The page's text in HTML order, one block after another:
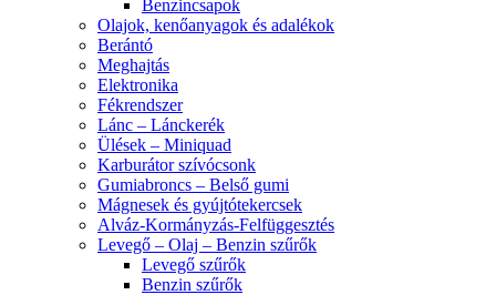
Benzincsapok
Olajok, kenőanyagok és adalékok
Berántó
Meghajtás
Elektronika
Fékrendszer
Lánc – Lánckerék
Ülések – Miniquad
Karburátor szívócsonk
Gumiabroncs – Belső gumi
Mágnesek és gyújtótekercsek
Alváz-Kormányzás-Felfüggesztés
Levegő – Olaj – Benzin szűrők
Levegő szűrők
Benzin szűrők